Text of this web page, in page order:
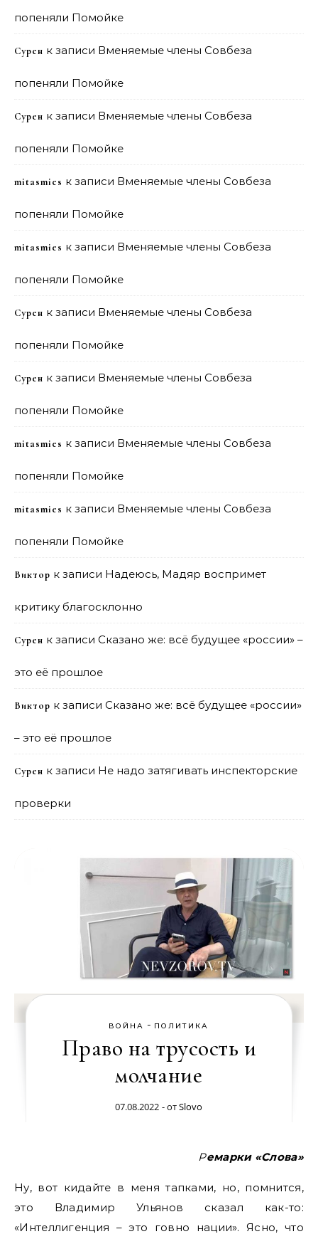
попеняли Помойке
Сурен к записи Вменяемые члены Совбеза
попеняли Помойке
Сурен к записи Вменяемые члены Совбеза
попеняли Помойке
mitasmies к записи Вменяемые члены Совбеза
попеняли Помойке
mitasmies к записи Вменяемые члены Совбеза
попеняли Помойке
Сурен к записи Вменяемые члены Совбеза
попеняли Помойке
Сурен к записи Вменяемые члены Совбеза
попеняли Помойке
mitasmies к записи Вменяемые члены Совбеза
попеняли Помойке
mitasmies к записи Вменяемые члены Совбеза
попеняли Помойке
Виктор к записи Надеюсь, Мадяр воспримет
критику благосклонно
Сурен к записи Сказано же: всё будущее «россии» –
это её прошлое
Виктор к записи Сказано же: всё будущее «россии»
– это её прошлое
Сурен к записи Не надо затягивать инспекторские
проверки
ВОЙНА - ПОЛИТИКА
Право на трусость и
молчание
07.08.2022 - отSlovo
Ремарки «Слова»
Ну, вот кидайте в меня тапками, но, помнится,
это Владимир Ульянов сказал как-то:
«Интеллигенция – это говно нации». Ясно, что